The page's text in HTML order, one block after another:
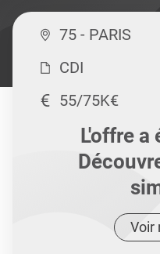
75 - PARIS
CDI
55/75K€
L'offre a
Voir